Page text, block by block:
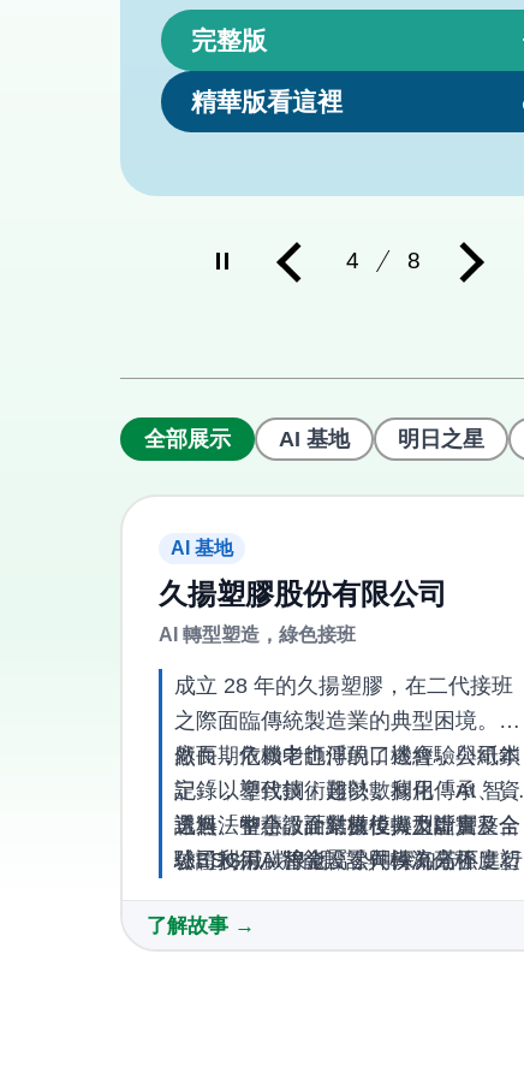
完整版
精華版看這裡
上
一
則
5 8
下
一
全部展示 AI 基地 明日之星
AI 基地
久揚塑膠股份有限公司
AI 轉型塑造，綠色接班
成立 28 年的久揚塑膠，在二代接班
之際面臨傳統製造業的典型困境。工
廠長期依賴老師傅的口述經驗與紙本
記錄，導致技術難以數據化傳承、資
訊無法整合。面對疫後人力斷層及全
球ESG減碳浪潮，公司深知若不進行
數位升級，將難以在價格競爭與淨零
轉型的壓力下生存。
然而，危機中也浮現了機會，公司鎖
定「以塑代鋼」趨勢，利用「AI 智慧
選料、智慧設計結構模擬及虛實整合
驗證技術」將金屬零件轉為高強度塑
膠。此策略不僅符合客戶對碳足跡的
嚴格要求，更協助公司從單純代工，
透過「中小微企業數位轉型計畫」，
公司利用AI智能設計與模流分析，將
隱性經驗轉化為系統數據，開發週期
大幅減少 40%、製程優化減重產品，
了解故事 →